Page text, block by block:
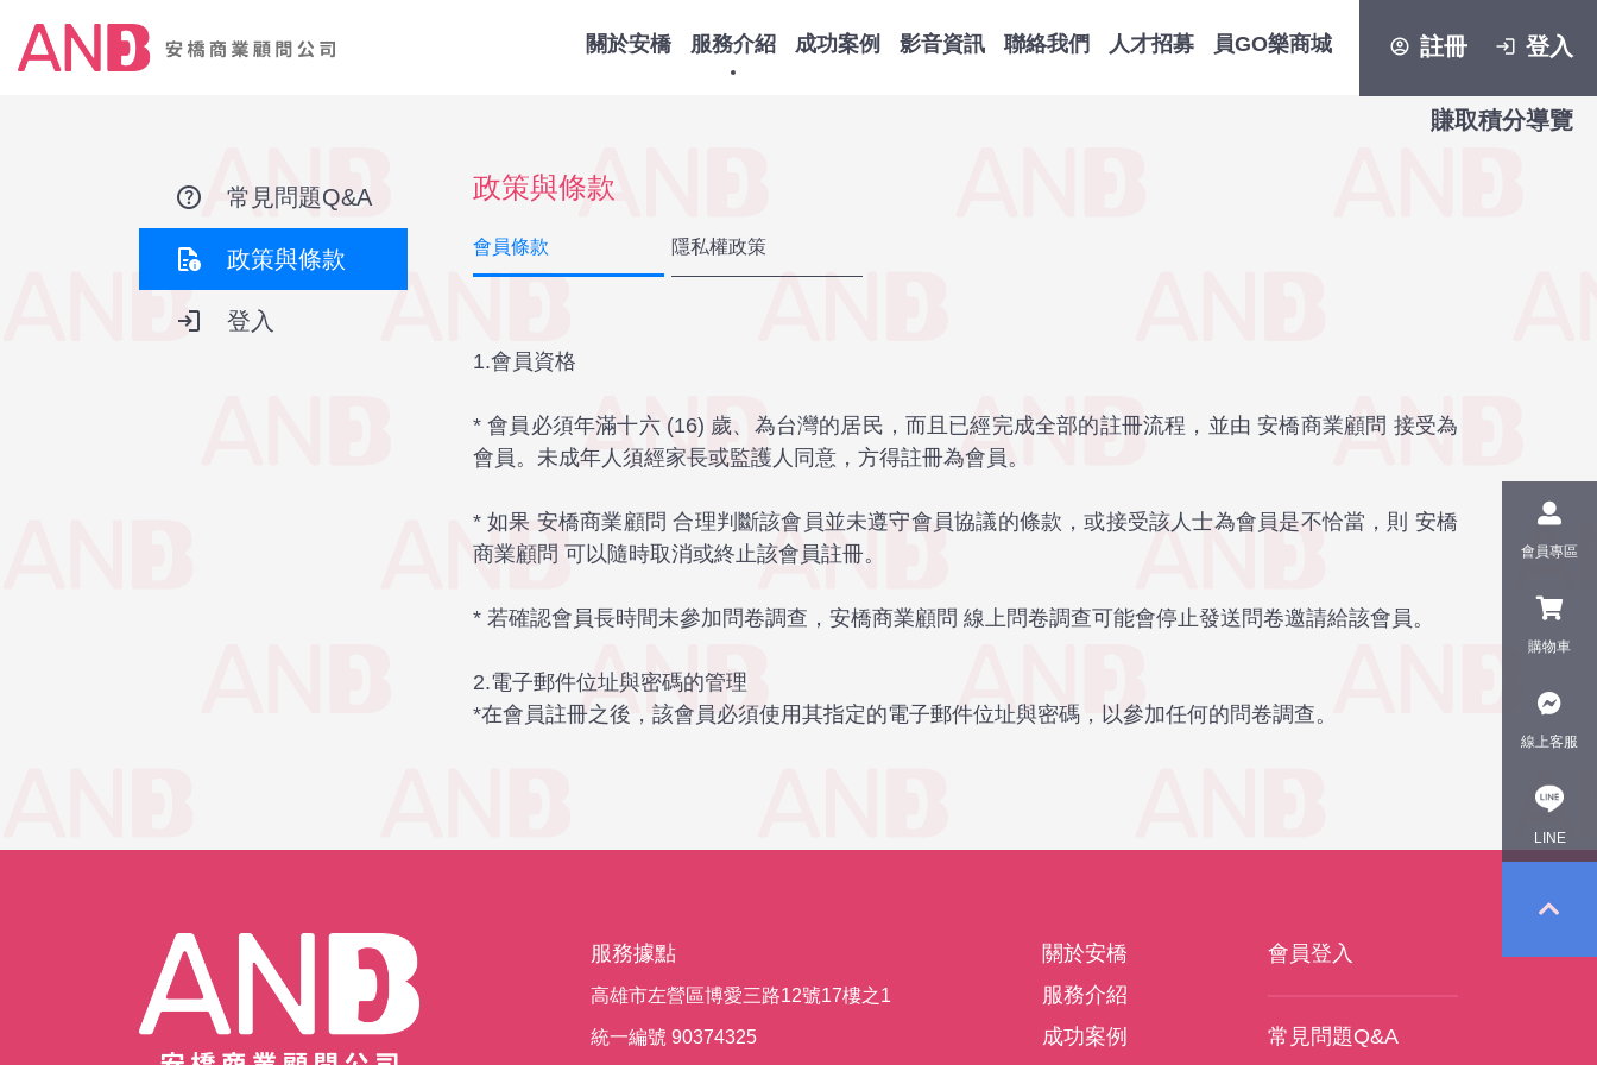
關於安橋 服務介紹 成功案例 影音資訊 聯絡我們 人才招募 員GO樂商城 account_circle 註冊 login 登入
賺取積分導覽
help 常見問題Q&A
quick_reference 政策與條款
login 登入
政策與條款
會員條款 隱私權政策
1.會員資格
* 會員必須年滿十六 (16) 歲、為台灣的居民，而且已經完成全部的註冊流程，並由 安橋商業顧問 接受為
會員。未成年人須經家長或監護人同意，方得註冊為會員。
* 如果 安橋商業顧問 合理判斷該會員並未遵守會員協議的條款，或接受該人士為會員是不恰當，則 安橋
商業顧問 可以隨時取消或終止該會員註冊。
* 若確認會員長時間未參加問卷調查，安橋商業顧問 線上問卷調查可能會停止發送問卷邀請給該會員。
2.電子郵件位址與密碼的管理
*在會員註冊之後，該會員必須使用其指定的電子郵件位址與密碼，以參加任何的問卷調查。
服務據點
高雄市左營區博愛三路12號17樓之1
統一編號 90374325
關於安橋
服務介紹
成功案例
會員登入
常見問題Q&A
會員專區
購物車
線上客服
LINE